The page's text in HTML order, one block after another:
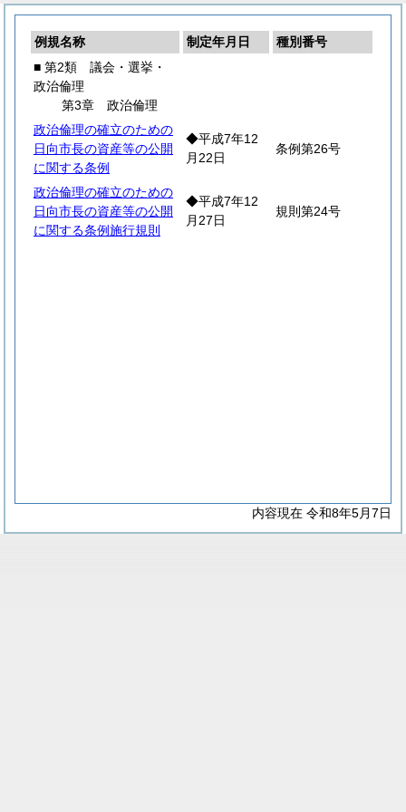
例規名称 制定年月日
種別番号
■ 第2類 議会・選挙・
政治倫理
第3章 政治倫理
政治倫理の確立のための
日向市長の資産等の公開
に関する条例
◆平成7年12
月22日
条例第26号
政治倫理の確立のための
日向市長の資産等の公開
に関する条例施行規則
◆平成7年12
月27日
規則第24号
内容現在 令和8年5月7日